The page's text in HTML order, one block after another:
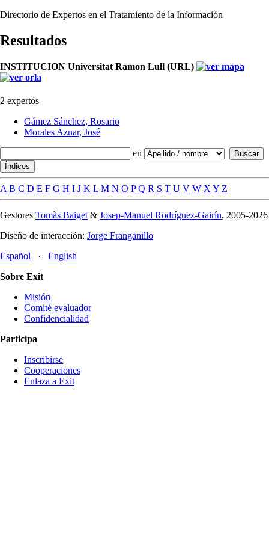
Directorio de Expertos en el Tratamiento de la Información
Resultados
INSTITUCION Universitat Ramon Lull (URL)
2 expertos
Gámez Sánchez, Rosario
Morales Aznar, José
en
A B C D E F G H I J K L M N O P Q R S T U V W XY Z
Gestores Tomàs Baiget& Josep-Manuel Rodríguez-Gairín, 2005-2026
Diseño de interacción: Jorge Franganillo
Español · English
Sobre Exit
Misión
Comité evaluador
Confidencialidad
Participa
Inscribirse
Cooperaciones
Enlaza a Exit